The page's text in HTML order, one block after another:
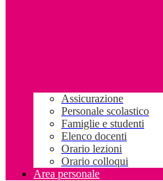
Assicurazione
Personale scolastico
Famiglie e studenti
Elenco docenti
Orario lezioni
Orario colloqui
Area personale